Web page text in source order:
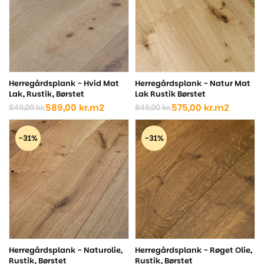
Herregårdsplank - Hvid Mat
Lak, Rustik, Børstet
849,00kr.
Den
oprindelige
pris
var:
849,00 kr..
589,00 kr.
Den
aktuelle
pris
er:
589,00 kr..
m2
Herregårdsplank - Natur Mat
Lak Rustik Børstet
849,00kr.
Den
oprindelige
pris
var:
849,00 kr..
575,00 kr.
Den
aktuelle
pris
er:
575,00 kr..
m2
-31%
Herregårdsplank - Naturolie,
Rustik, Børstet
-31%
Herregårdsplank - Røget Olie,
Rustik, Børstet